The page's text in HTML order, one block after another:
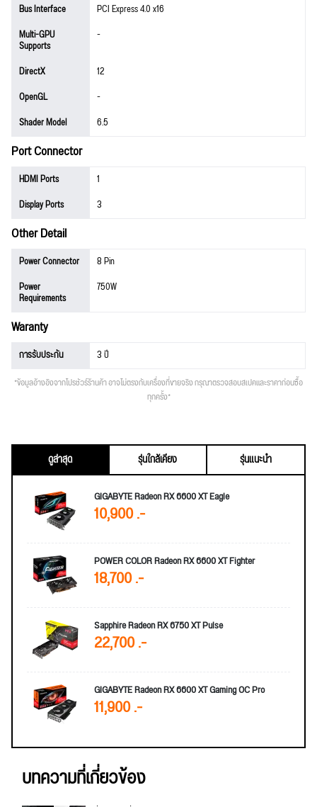
Bus Interface
PCI Express 4.0 x16
Multi-GPU
Supports
-
DirectX
12
OpenGL
-
Shader Model
6.5
Port Connector
HDMI Ports
1
Display Ports
3
Other Detail
Power Connector
8 Pin
Power
Requirements
750W
Waranty
การรับประกัน 3 ปี
*ข้อมูลอ้างอิงจากโปรชัวร์ร้านค้า อาจไม่ตรงกับเครื่องที่ขายจริง กรุณาตรวจสอบสเปคและราคาก่อนซื้อ
ทุกครั้ง*
ดูล่าสุด รุ่นใกล้เคียง
รุ่นแนะนำ
GIGABYTE Radeon RX 6600 XT Eagle
10,900 .-
POWER COLOR Radeon RX 6600 XT Fighter
18,700 .-
Sapphire Radeon RX 6750 XT Pulse
22,700 .-
GIGABYTE Radeon RX 6600 XT Gaming OC Pro
11,900 .-
บทความที่เกี่ยวข้อง